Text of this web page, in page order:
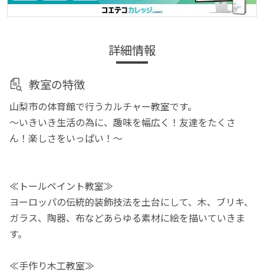
詳細情報
教室の特徴
山梨市の体育館で行うカルチャー教室です。
～いきいき生活の為に、趣味を幅広く！友達をたくさ
ん！楽しさをいっぱい！～
≪トールペイント教室≫
ヨーロッパの伝統的装飾技法を土台にして、木、ブリキ、
ガラス、陶器、布などあらゆる素材に絵を描いていきま
す。
≪手作り木工教室≫